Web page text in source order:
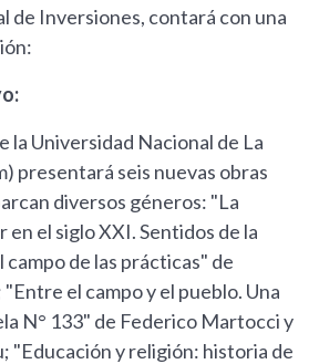
de Inversiones, contará con una
la Universidad Nacional de La
presentará seis nuevas obras
diversos géneros: "La
en el siglo XXI. Sentidos de la
de las prácticas" de
el campo y el pueblo. Una
N° 133" de Federico Martocci y
"Educación y religión: historia de